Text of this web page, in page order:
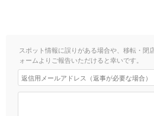
スポット情報に誤りがある場合や、移転・閉
ォームよりご報告いただけると幸いです。